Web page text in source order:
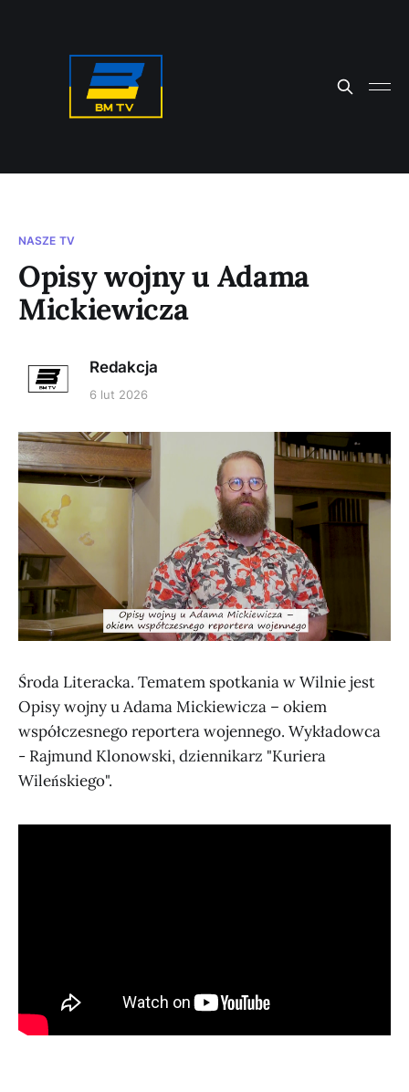
NASZE TV
Opisy wojny u Adama
Mickiewicza
Redakcja
6 lut 2026
Środa Literacka. Tematem spotkania w Wilnie jest
Opisy wojny u Adama Mickiewicza – okiem
współczesnego reportera wojennego. Wykładowca
- Rajmund Klonowski, dziennikarz "Kuriera
Wileńskiego".